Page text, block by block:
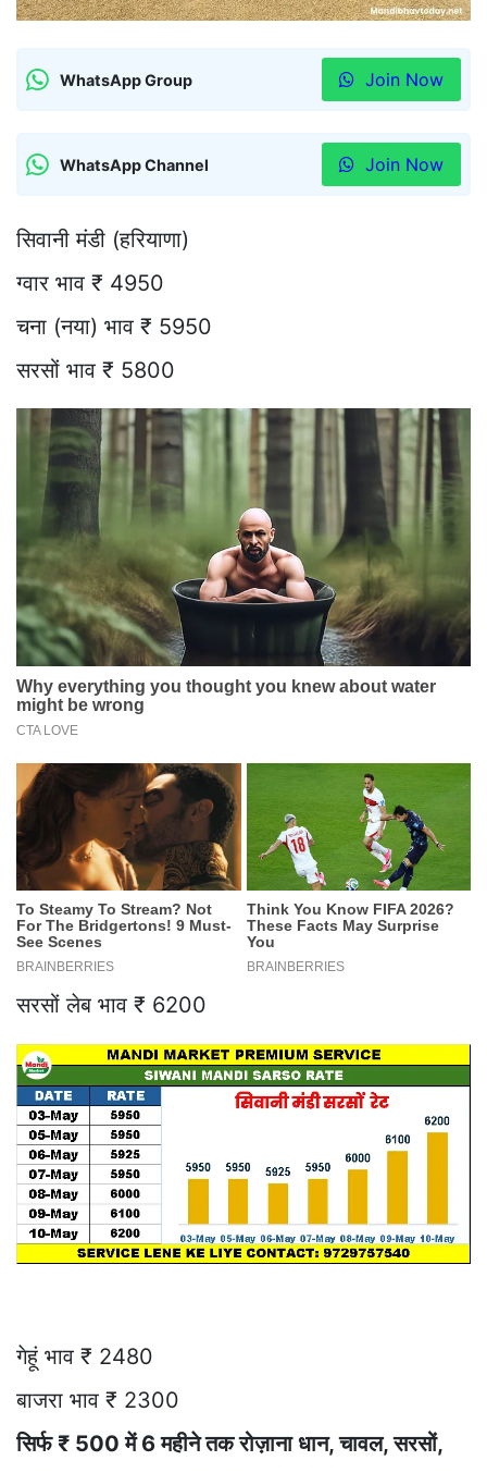
WhatsApp Group Join Now
WhatsApp Channel Join Now
सिवानी मंडी (हरियाणा)
ग्वार भाव ₹ 4950
चना (नया) भाव ₹ 5950
सरसों भाव ₹ 5800
सरसों लेब भाव ₹ 6200
गेहूं भाव ₹ 2480
बाजरा भाव ₹ 2300
सिर्फ ₹ 500 में 6 महीने तक रोज़ाना धान, चावल, सरसों,